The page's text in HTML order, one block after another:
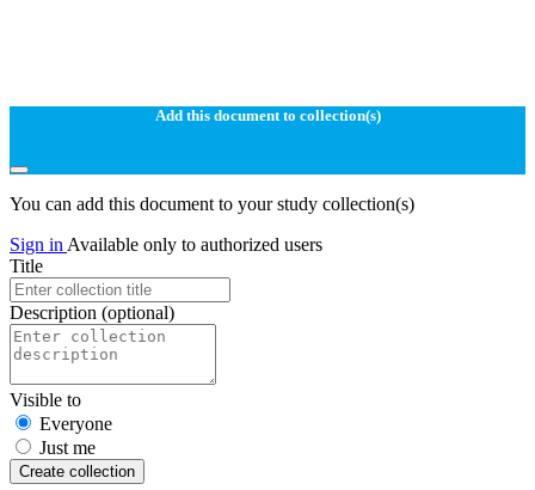
Add this document to collection(s)
You can add this document to your study collection(s)
Sign in Available only to authorized users
Title
Description (optional)
Visible to
Everyone
Just me
Create collection